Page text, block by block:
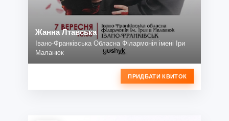
Жанна Лтавська
Івано-Франківська Обласна Філармонія імені Іри
Маланюк
ПРИДБАТИ КВИТОК